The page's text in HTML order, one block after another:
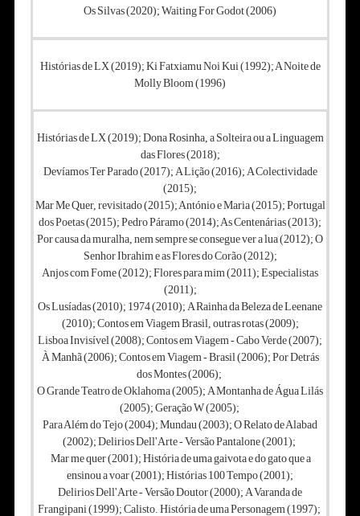
Os Silvas (2020); Waiting For Godot (2006)
Histórias de LX (2019); Ki Fatxiamu Noi Kui (1992); A Noite de
Molly Bloom (1996)
Histórias de LX (2019); Dona Rosinha, a Solteira ou a Linguagem
das Flores (2018);
Devíamos Ter Parado (2017); A Lição (2016); A Colectividade
(2015);
Mar Me Quer, revisitado (2015); António e Maria (2015); Portugal
dos Poetas (2015); Pedro Páramo (2014); As Centenárias (2013);
Por causa da muralha, nem sempre se consegue ver a lua (2012); O
Senhor Ibrahim e as Flores do Corão (2012);
Anjos com Fome (2012); Flores para mim (2011); Especialistas
(2011);
Os Lusíadas (2010); 1974 (2010); A Rainha da Beleza de Leenane
(2010); Contos em Viagem Brasil, outras rotas (2009);
Lisboa Invisível (2008); Contos em Viagem - Cabo Verde (2007);
À Manhã (2006); Contos em Viagem - Brasil (2006); Por Detrás
dos Montes (2006);
O Grande Teatro de Oklahoma (2005); A Montanha de Água Lilás
(2005); Geração W (2005);
Para Além do Tejo (2004); Mundau (2003); O Relato de Alabad
(2002); Delirios Dell'Arte - Versão Pantalone (2001);
Mar me quer (2001); História de uma gaivota e do gato que a
ensinou a voar (2001); Histórias 100 Tempo (2001);
Delirios Dell'Arte - Versão Doutor (2000); A Varanda de
Frangipani (1999); Calisto. História de uma Personagem (1997);